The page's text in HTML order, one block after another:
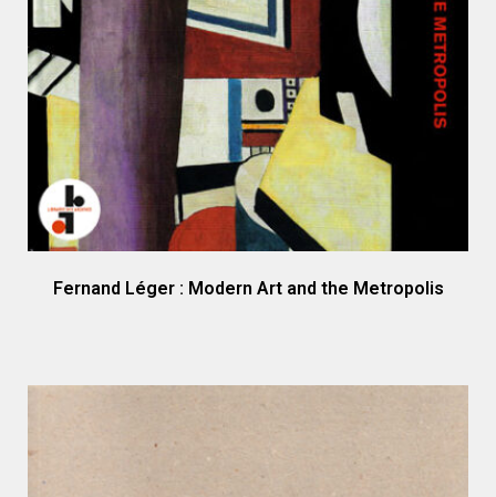
Fernand Léger : Modern Art and the Metropolis